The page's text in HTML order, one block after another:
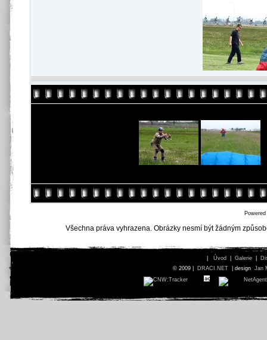
Všechna práva vyhrazena. Obrázky nesmí být žádným
Úvod Galerie
© 2009 |
DRACI.NET | design Jan